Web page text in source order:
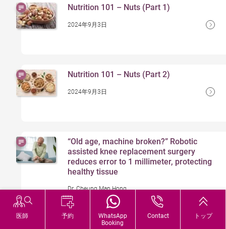
Nutrition 101 – Nuts (Part 1)
2024年9月3日
Nutrition 101 – Nuts (Part 2)
2024年9月3日
“Old age, machine broken?” Robotic
assisted knee replacement surgery
reduces error to 1 millimeter, protecting
healthy tissue
Dr. Cheung Man Hong
2024年8月28日
医師 予約
WhatsApp
Booking
Contact トップ